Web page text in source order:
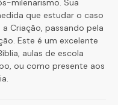
milenarismo. Sua
que estudar o caso
Criação, passando pela
Este é um excelente
aulas de escola
ou como presente aos